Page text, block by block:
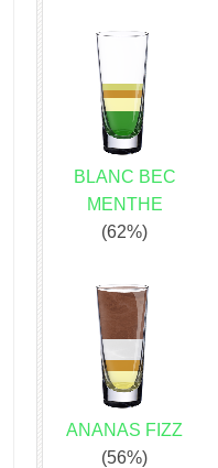
BLANC BEC
MENTHE
(62%)
ANANAS FIZZ
(56%)